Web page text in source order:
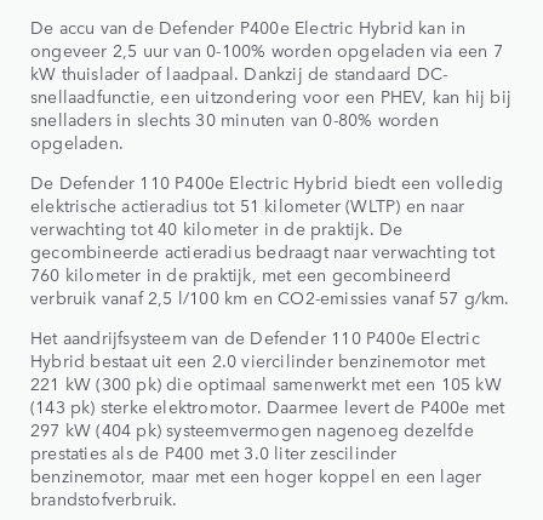
De accu van de Defender P400e Electric Hybrid kan in
ongeveer 2,5 uur van 0-100% worden opgeladen via een 7
kW thuislader of laadpaal. Dankzij de standaard DC-
snellaadfunctie, een uitzondering voor een PHEV, kan hij bij
snelladers in slechts 30 minuten van 0-80% worden
opgeladen.
De Defender 110 P400e Electric Hybrid biedt een volledig
elektrische actieradius tot 51 kilometer (WLTP) en naar
verwachting tot 40 kilometer in de praktijk. De
gecombineerde actieradius bedraagt naar verwachting tot
760 kilometer in de praktijk, met een gecombineerd
verbruik vanaf 2,5 l/100 km en CO2-emissies vanaf 57 g/km.
Het aandrijfsysteem van de Defender 110 P400e Electric
Hybrid bestaat uit een 2.0 viercilinder benzinemotor met
221 kW (300 pk) die optimaal samenwerkt met een 105 kW
(143 pk) sterke elektromotor. Daarmee levert de P400e met
297 kW (404 pk) systeemvermogen nagenoeg dezelfde
prestaties als de P400 met 3.0 liter zescilinder
benzinemotor, maar met een hoger koppel en een lager
brandstofverbruik.